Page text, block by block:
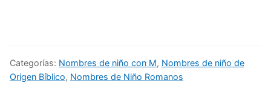
Categorías: Nombres de niño con M, Nombres de niño de
Origen Bíblico, Nombres de Niño Romanos